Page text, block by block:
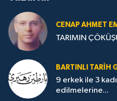
CENAP AHMET
TARIMIN
BARTINLI TARIH
9 erkek ile 3
edilmelerine...